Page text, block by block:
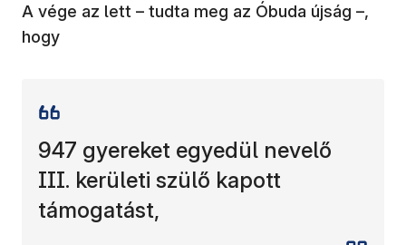
A vége az lett – tudta meg az Óbuda újság –,
hogy
947 gyereket egyedül nevelő
III. kerületi szülő kapott
támogatást,